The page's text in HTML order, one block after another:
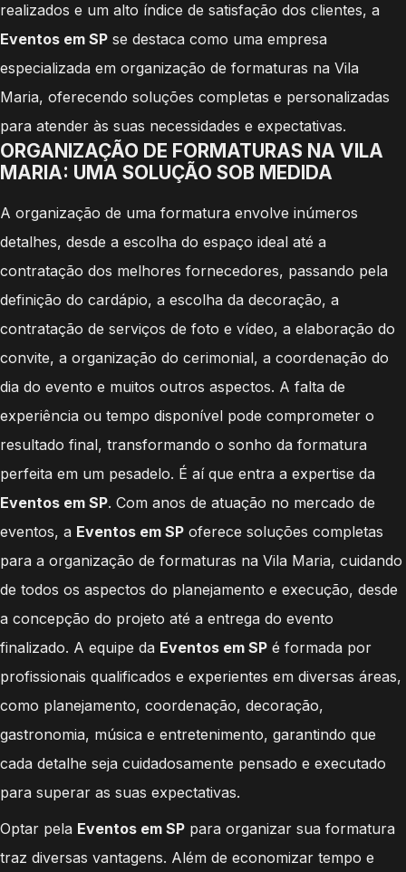
realizados e um alto índice de satisfação dos clientes, a
Eventos em SP se destaca como uma empresa
especializada em organização de formaturas na Vila
Maria, oferecendo soluções completas e personalizadas
para atender às suas necessidades e expectativas.
ORGANIZAÇÃO DE FORMATURAS NA VILA
MARIA: UMA SOLUÇÃO SOB MEDIDA
A organização de uma formatura envolve inúmeros
detalhes, desde a escolha do espaço ideal até a
contratação dos melhores fornecedores, passando pela
definição do cardápio, a escolha da decoração, a
contratação de serviços de foto e vídeo, a elaboração do
convite, a organização do cerimonial, a coordenação do
dia do evento e muitos outros aspectos. A falta de
experiência ou tempo disponível pode comprometer o
resultado final, transformando o sonho da formatura
perfeita em um pesadelo. É aí que entra a expertise da
Eventos em SP. Com anos de atuação no mercado de
eventos, a Eventos em SP oferece soluções completas
para a organização de formaturas na Vila Maria, cuidando
de todos os aspectos do planejamento e execução, desde
a concepção do projeto até a entrega do evento
finalizado. A equipe da Eventos em SP é formada por
profissionais qualificados e experientes em diversas áreas,
como planejamento, coordenação, decoração,
gastronomia, música e entretenimento, garantindo que
cada detalhe seja cuidadosamente pensado e executado
para superar as suas expectativas.
Optar pela Eventos em SP para organizar sua formatura
traz diversas vantagens. Além de economizar tempo e